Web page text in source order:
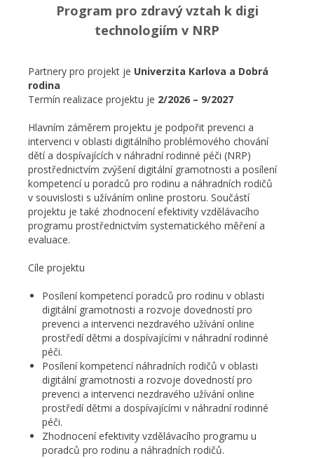
Program pro zdravý vztah k digi
technologiím v NRP
Partnery pro projekt je Univerzita Karlova a Dobrá
rodina
Termín realizace projektu je 2/2026 – 9/2027
Hlavním záměrem projektu je podpořit prevenci a
intervenci v oblasti digitálního problémového chování
dětí a dospívajících v náhradní rodinné péči (NRP)
prostřednictvím zvýšení digitální gramotnosti a posílení
kompetencí u poradců pro rodinu a náhradních rodičů
v souvislosti s užíváním online prostoru. Součástí
projektu je také zhodnocení efektivity vzdělávacího
programu prostřednictvím systematického měření a
evaluace.
Cíle projektu
Posílení kompetencí poradců pro rodinu v oblasti
digitální gramotnosti a rozvoje dovedností pro
prevenci a intervenci nezdravého užívání online
prostředí dětmi a dospívajícími v náhradní rodinné
péči.
Posílení kompetencí náhradních rodičů v oblasti
digitální gramotnosti a rozvoje dovedností pro
prevenci a intervenci nezdravého užívání online
prostředí dětmi a dospívajícími v náhradní rodinné
péči.
Zhodnocení efektivity vzdělávacího programu u
poradců pro rodinu a náhradních rodičů.